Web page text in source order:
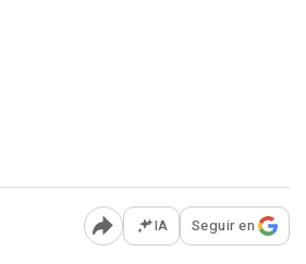
Abrir opciones para
IA Seguir en